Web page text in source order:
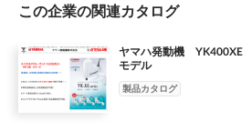
この企業の関連カタログ
ヤマハ発動機 YK400XE
モデル
製品カタログ